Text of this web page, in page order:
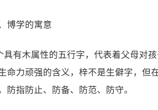
博学的寓意
具有木属性的五行字，代表着父母对
命力顽强的含义，梓不是生僻字，但
指防止、防备、防范、防守。